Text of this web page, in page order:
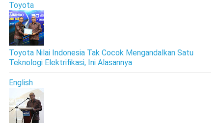
Toyota
Toyota Nilai Indonesia Tak Cocok Mengandalkan Satu
Teknologi Elektrifikasi, Ini Alasannya
English